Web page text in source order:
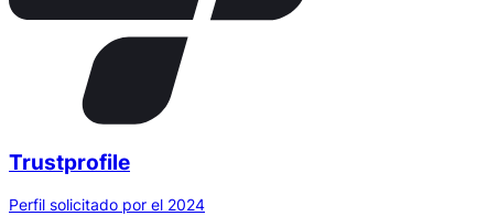
Trustprofile
Perfil solicitado por el 2024